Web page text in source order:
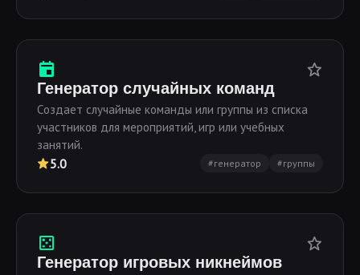
Генератор случайных команд
Создает случайные команды или группы из списка
участников для мероприятий, игр или учебных
занятий.
5.0 #генератор #группы
Генератор игровых никнеймов